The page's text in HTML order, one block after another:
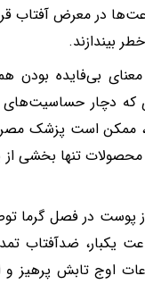
در معرض آفتاب
بیندازند.
معنای بی‌فایده
که دچار
ممکن است پزشک
محصولات تنها بخشی
یکبار، ضدآفتاب
اوج تابش پرهیز